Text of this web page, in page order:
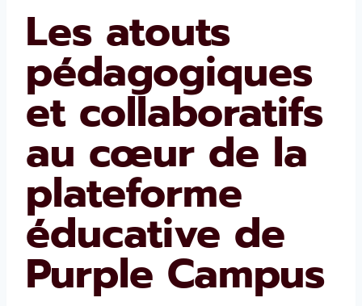
Les atouts
pédagogiques
et collaboratifs
au cœur de la
plateforme
éducative de
Purple Campus